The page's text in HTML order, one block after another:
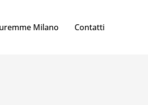
Milano Contatti